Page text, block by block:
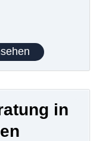
in